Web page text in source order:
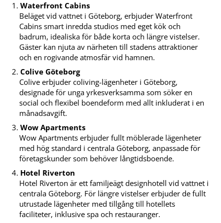
Waterfront Cabins
Beläget vid vattnet i Göteborg, erbjuder Waterfront
Cabins smart inredda studios med eget kök och
badrum, idealiska för både korta och längre vistelser.
Gäster kan njuta av närheten till stadens attraktioner
och en rogivande atmosfär vid hamnen.
Colive Göteborg
Colive erbjuder coliving-lägenheter i Göteborg,
designade för unga yrkesverksamma som söker en
social och flexibel boendeform med allt inkluderat i en
månadsavgift.
Wow Apartments
Wow Apartments erbjuder fullt möblerade lägenheter
med hög standard i centrala Göteborg, anpassade för
företagskunder som behöver långtidsboende.
Hotel Riverton
Hotel Riverton är ett familjeägt designhotell vid vattnet i
centrala Göteborg. För längre vistelser erbjuder de fullt
utrustade lägenheter med tillgång till hotellets
faciliteter, inklusive spa och restauranger.